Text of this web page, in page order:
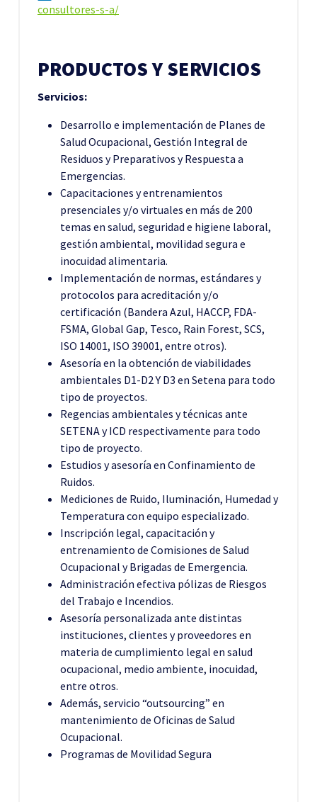
consultores-s-a/
PRODUCTOS Y SERVICIOS
Servicios:
Desarrollo e implementación de Planes de
Salud Ocupacional, Gestión Integral de
Residuos y Preparativos y Respuesta a
Emergencias.
Capacitaciones y entrenamientos
presenciales y/o virtuales en más de 200
temas en salud, seguridad e higiene laboral,
gestión ambiental, movilidad segura e
inocuidad alimentaria.
Implementación de normas, estándares y
protocolos para acreditación y/o
certificación (Bandera Azul, HACCP, FDA-
FSMA, Global Gap, Tesco, Rain Forest, SCS,
ISO 14001, ISO 39001, entre otros).
Asesoría en la obtención de viabilidades
ambientales D1-D2 Y D3 en Setena para todo
tipo de proyectos.
Regencias ambientales y técnicas ante
SETENA y ICD respectivamente para todo
tipo de proyecto.
Estudios y asesoría en Confinamiento de
Ruidos.
Mediciones de Ruido, Iluminación, Humedad y
Temperatura con equipo especializado.
Inscripción legal, capacitación y
entrenamiento de Comisiones de Salud
Ocupacional y Brigadas de Emergencia.
Administración efectiva pólizas de Riesgos
del Trabajo e Incendios.
Asesoría personalizada ante distintas
instituciones, clientes y proveedores en
materia de cumplimiento legal en salud
ocupacional, medio ambiente, inocuidad,
entre otros.
Además, servicio “outsourcing” en
mantenimiento de Oficinas de Salud
Ocupacional.
Programas de Movilidad Segura